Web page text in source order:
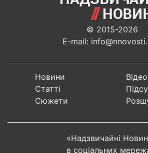
© 2015-2026
E-mail:
Новини
Статті
Сюжети
«Надзвичайні
в соціальних